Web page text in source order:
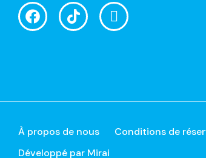
À propos de nous Conditions de
Développé par Mirai